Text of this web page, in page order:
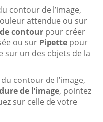
contour de l’image,
attendue ou sur
contour pour créer
ou sur Pipette pour
sur un des objets de la
contour de l’image,
de l’image, pointez
sur celle de votre